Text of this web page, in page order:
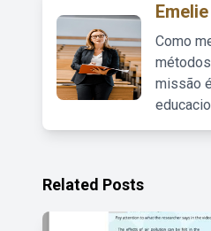
Emelie
Como
missão
Related Posts